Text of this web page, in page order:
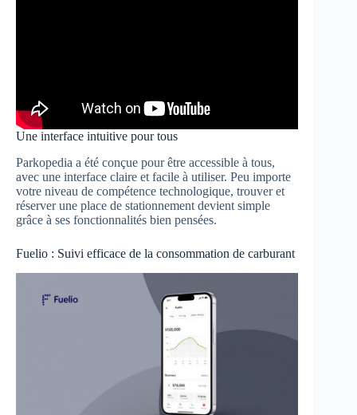
Une interface intuitive pour tous
Parkopedia a été conçue pour être accessible à tous,
avec une interface claire et facile à utiliser. Peu importe
votre niveau de compétence technologique, trouver et
réserver une place de stationnement devient simple
grâce à ses fonctionnalités bien pensées.
Fuelio : Suivi efficace de la consommation de carburant